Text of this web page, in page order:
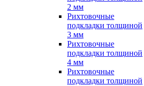
2 мм
Рихтовочные
подкладки толщиной
3 мм
Рихтовочные
подкладки толщиной
4 мм
Рихтовочные
подкладки толщиной